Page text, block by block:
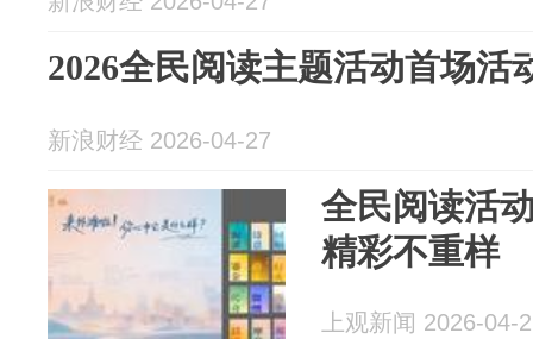
2026全民阅读主题活动首场活
新浪财经 2026-04-27
全民阅读活
精彩不重样
上观新闻 2026-04-